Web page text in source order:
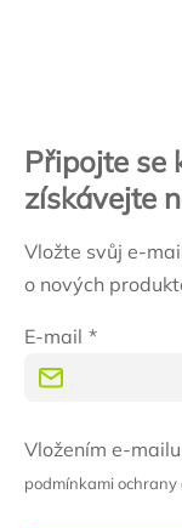
Připojte se
získávejte
Vložte svůj e-
o nových
E-mail
Vložením e-
podmínkami ochrany